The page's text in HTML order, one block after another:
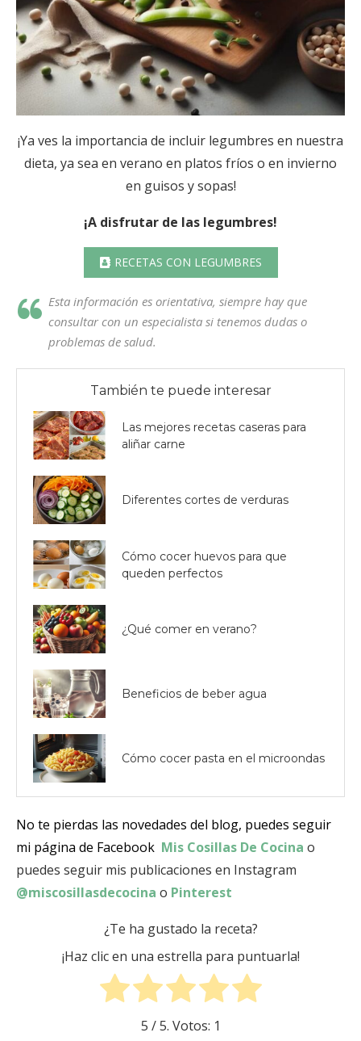
¡Ya ves la importancia de incluir legumbres en nuestra
dieta, ya sea en verano en platos fríos o en invierno
en guisos y sopas!
¡A disfrutar de las legumbres!
RECETAS CON LEGUMBRES
Esta información es orientativa, siempre hay que
consultar con un especialista si tenemos dudas o
problemas de salud.
También te puede interesar
Las mejores recetas caseras para
aliñar carne
Diferentes cortes de verduras
Cómo cocer huevos para que
queden perfectos
¿Qué comer en verano?
Beneficios de beber agua
Cómo cocer pasta en el microondas
No te pierdas las novedades del blog, puedes seguir
mi página de Facebook Mis Cosillas De Cocina o
puedes seguir mis publicaciones en Instagram
@miscosillasdecocina o Pinterest
¿Te ha gustado la receta?
¡Haz clic en una estrella para puntuarla!
5 / 5. Votos: 1